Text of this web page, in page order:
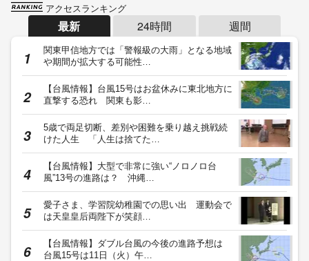
アクセスランキング
最新 24時間 週間
関東甲信地方では「警報級の大雨」となる地域
や期間が拡大する可能性…
【台風情報】台風15号はお盆休みに東北地方に
直撃する恐れ 関東も影…
5歳で両足切断、差別や困難を乗り越え挑戦続
けた人生 「人生は捨てた…
【台風情報】大型で非常に強い“ノロノロ台
風”13号の進路は？ 沖縄…
愛子さま、学習院幼稚園での思い出 運動会で
は天皇皇后両陛下が笑顔…
【台風情報】ダブル台風の今後の進路予想は
台風15号は11日（火）午…